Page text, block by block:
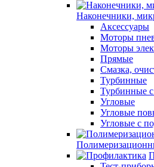
Наконечники,
Аксессуары
Моторы
Моторы
Прямые
Смазка,
Турбинные
Турбинные с
Угловые
Угловые
Угловые с